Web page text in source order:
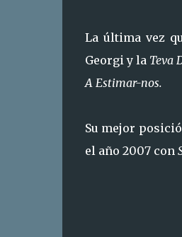
La última vez
Georgi y la Teva
A Estimar-nos.
Su mejor
el año 2007 con